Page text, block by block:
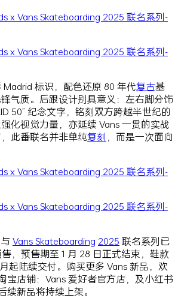
标识，配色还原 80 年代复古基
气质。后跟设计别具意义：左右脚分饰
50” 纪念文字，铭刻双方跨越半世纪的
化视觉力量，亦延续 Vans 一贯的实战
此番联名并非单纯复刻 ，而是一次面向
与 Vans Skateboarding 2025 联名系列已
，预售期至 1 月 28 日正式结束，鞋款
起陆续交付。购买更多 Vans 新品，欢
宝店铺：Vans 爱好者官方店，及小红书
续新品将持续上架。